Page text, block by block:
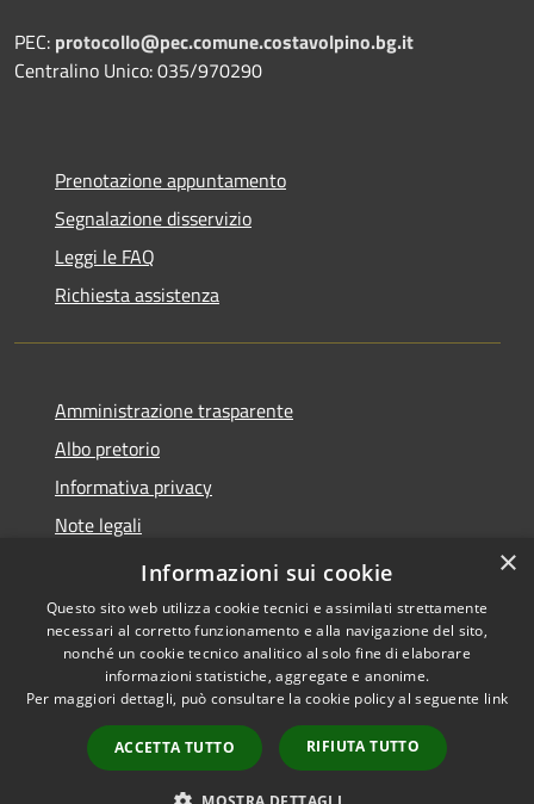
PEC: protocollo@pec.comune.costavolpino.bg.it
Centralino Unico: 035/970290
Prenotazione appuntamento
Segnalazione disservizio
Leggi le FAQ
Richiesta assistenza
Amministrazione trasparente
Albo pretorio
Informativa privacy
Note legali
Dichiarazione di accessibilità
Accessibilità
Copyright © 2026 • Comune di
Costa Volpino • Powered by
Municipium•
Accesso
redazione
×
Informazioni sui cookie
Questo sito web utilizza cookie tecnici e assimilati strettamente
necessari al corretto funzionamento e alla navigazione del sito,
nonché un cookie tecnico analitico al solo fine di elaborare
informazioni statistiche, aggregate e anonime.
Per maggiori dettagli, può consultare la cookie policy al seguente link
ACCETTA TUTTO RIFIUTA TUTTO